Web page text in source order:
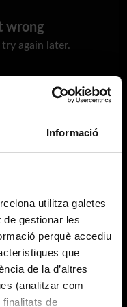
Informació
utilitza galetes
de gestionar les
perquè accediu
que
de la d’altres
(analitzar com
finalitats de
wrong
again later.